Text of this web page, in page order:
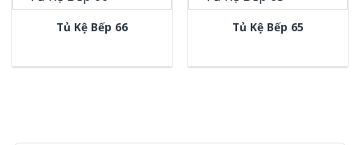
Tủ Kệ Bếp 66 Tủ Kệ Bếp 65